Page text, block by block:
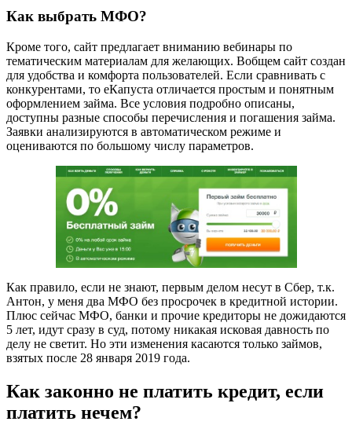
Как выбрать МФО?
Кроме того, сайт предлагает вниманию вебинары по
тематическим материалам для желающих. Вобщем сайт создан
для удобства и комфорта пользователей. Если сравнивать с
конкурентами, то еКапуста отличается простым и понятным
оформлением займа. Все условия подробно описаны,
доступны разные способы перечисления и погашения займа.
Заявки анализируются в автоматическом режиме и
оцениваются по большому числу параметров.
Как правило, если не знают, первым делом несут в Сбер, т.к.
Антон, у меня два МФО без просрочек в кредитной истории.
Плюс сейчас МФО, банки и прочие кредиторы не дожидаются
5 лет, идут сразу в суд, потому никакая исковая давность по
делу не светит. Но эти изменения касаются только займов,
взятых после 28 января 2019 года.
Как законно не платить кредит, если
платить нечем?